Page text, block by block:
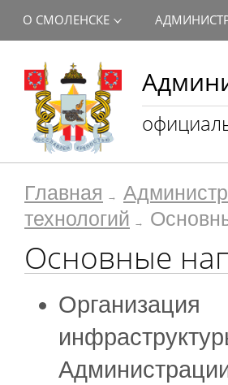
О СМОЛЕНСКЕ
Главная
технологий
Основные